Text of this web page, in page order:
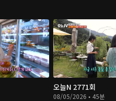
오늘N 2771회
08/05/2026 • 45분